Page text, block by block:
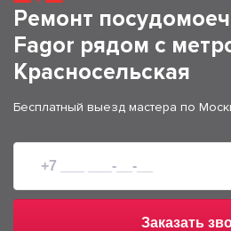
Ремонт
Fagor рядом с
Красносельская
Бесплатный выезд мастера по
Заказать